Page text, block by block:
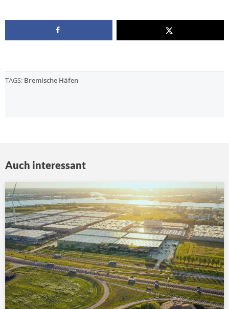
TAGS: Bremische Häfen
Auch interessant